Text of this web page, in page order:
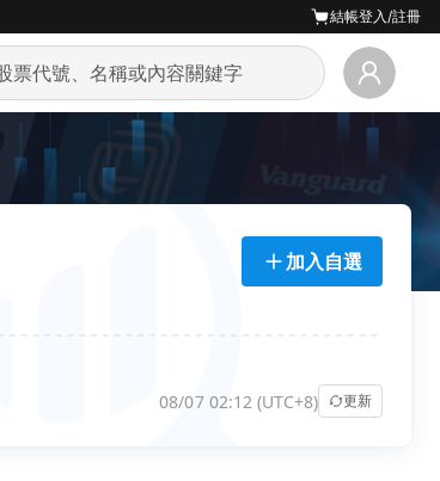
結帳登入/註冊
加入自選
08/07 02:12 (UTC+8) 更新